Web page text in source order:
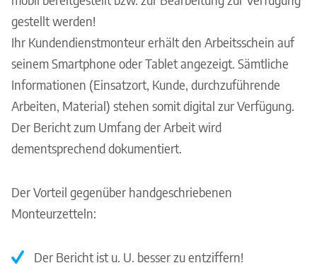
gestellt werden!
Ihr Kundendienstmonteur erhält den Arbeitsschein auf
seinem Smartphone oder Tablet angezeigt. Sämtliche
Informationen (Einsatzort, Kunde, durchzuführende
Arbeiten, Material) stehen somit digital zur Verfügung.
Der Bericht zum Umfang der Arbeit wird
dementsprechend dokumentiert.
Der Vorteil gegenüber handgeschriebenen
Monteurzetteln:
Der Bericht ist u. U. besser zu entziffern!